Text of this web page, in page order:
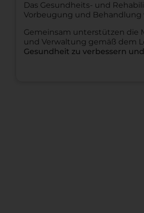
Das Gesundheits- und
Vorbeugung und Behandlung
Gemeinsam unterstützen die
und Verwaltung gemäß dem
Gesundheit zu verbessern